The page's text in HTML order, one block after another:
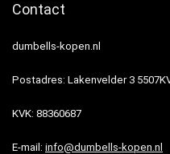
Contact
dumbells-kopen.nl
Postadres: Lakenvelder 3
KVK: 88360687
E-mail: info@dumbells-kopen.nl